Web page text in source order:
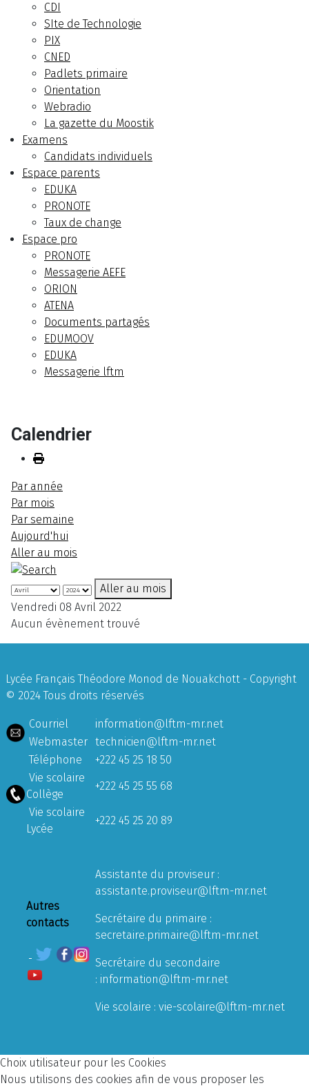
CDI
SIte de Technologie
PIX
CNED
Padlets primaire
Orientation
Webradio
La gazette du Moostik
Examens
Candidats individuels
Espace parents
EDUKA
PRONOTE
Taux de change
Espace pro
PRONOTE
Messagerie AEFE
ORION
ATENA
Documents partagés
EDUMOOV
EDUKA
Messagerie lftm
Calendrier
Par année
Par mois
Par semaine
Aujourd'hui
Aller au mois
Aller au mois
Vendredi 08 Avril 2022
Aucun évènement trouvé
Lycée Français Théodore Monod de Nouakchott - Copyright
© 2024 Tous droits réservés
Courriel
information@lftm-mr.net
Webmaster technicien@lftm-mr.net
Téléphone
+222 45 25 18 50
Vie scolaire
Collège
+222 45 25 55 68
Vie scolaire
Lycée
+222 45 25 20 89
Autres
contacts
Assistante du proviseur :
assistante.proviseur@lftm-mr.net
Secrétaire du primaire :
secretaire.primaire@lftm-mr.net
Secrétaire du secondaire
: information@lftm-mr.net
Vie scolaire : vie-scolaire@lftm-mr.net
Choix utilisateur pour les Cookies
Nous utilisons des cookies afin de vous proposer les